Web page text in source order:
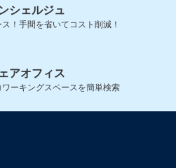
シェルジュ
！手間を省いてコスト削減！
アオフィス
ーキングスペースを簡単検索